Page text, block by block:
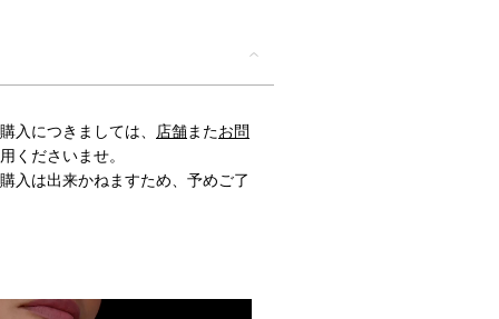
入につきましては、 店舗またお問
くださいませ。
入は出来かねますため、予めご了